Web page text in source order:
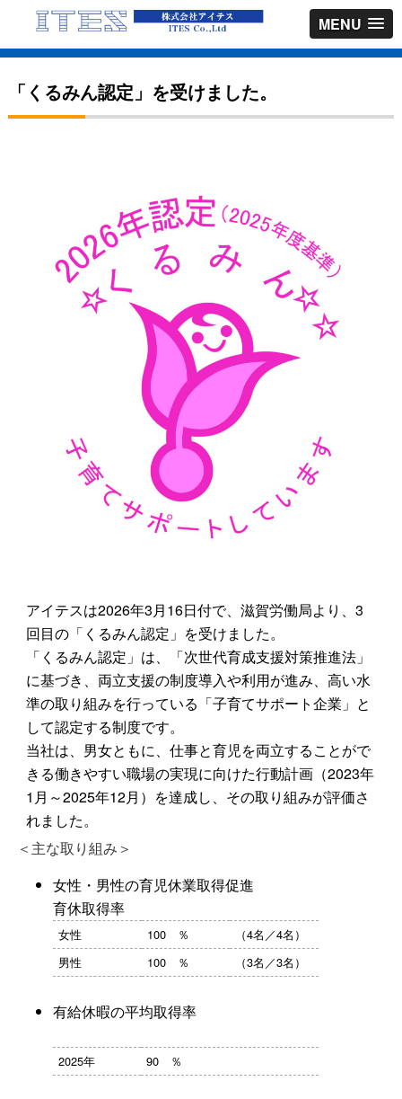
MENU
「くるみん認定」を受けました。
アイテスは2026年3月16日付で、滋賀労働局より、3
回目の「くるみん認定」を受けました。
「くるみん認定」は、「次世代育成支援対策推進法」
に基づき、両立支援の制度導入や利用が進み、高い水
準の取り組みを行っている「子育てサポート企業」と
して認定する制度です。
当社は、男女ともに、仕事と育児を両立することがで
きる働きやすい職場の実現に向けた行動計画（2023年
1月～2025年12月）を達成し、その取り組みが評価さ
れました。
＜主な取り組み＞
女性・男性の育児休業取得促進
育休取得率
女性 100 ％
（4名／4名）
男性
100 ％ （3名／3名）
有給休暇の平均取得率
2025年 90 ％